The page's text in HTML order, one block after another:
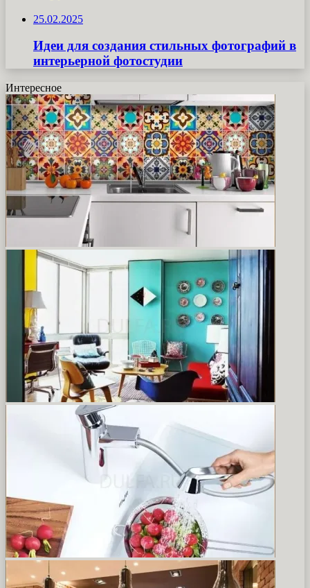
25.02.2025
Идеи для создания стильных фотографий в
интерьерной фотостудии
Интересное